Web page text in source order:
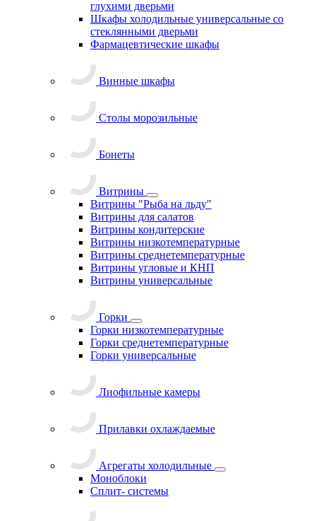
глухими дверьми
Шкафы холодильные универсальные со
стеклянными дверьми
Фармацевтические шкафы
Винные шкафы
Столы морозильные
Бонеты
Витрины
Витрины "Рыба на льду"
Витрины для салатов
Витрины кондитерские
Витрины низкотемпературные
Витрины среднетемпературные
Витрины угловые и КНП
Витрины универсальные
Горки
Горки низкотемпературные
Горки среднетемпературные
Горки универсальные
Лиофильные камеры
Прилавки охлаждаемые
Агрегаты холодильные
Моноблоки
Сплит- системы